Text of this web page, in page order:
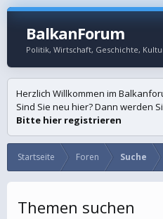
BalkanForum
Politik, Wirtschaft, Geschichte,
Herzlich Willkommen im
Sind Sie neu hier? Dann werden
Bitte hier registrieren
Startseite Foren Suche
Themen suchen